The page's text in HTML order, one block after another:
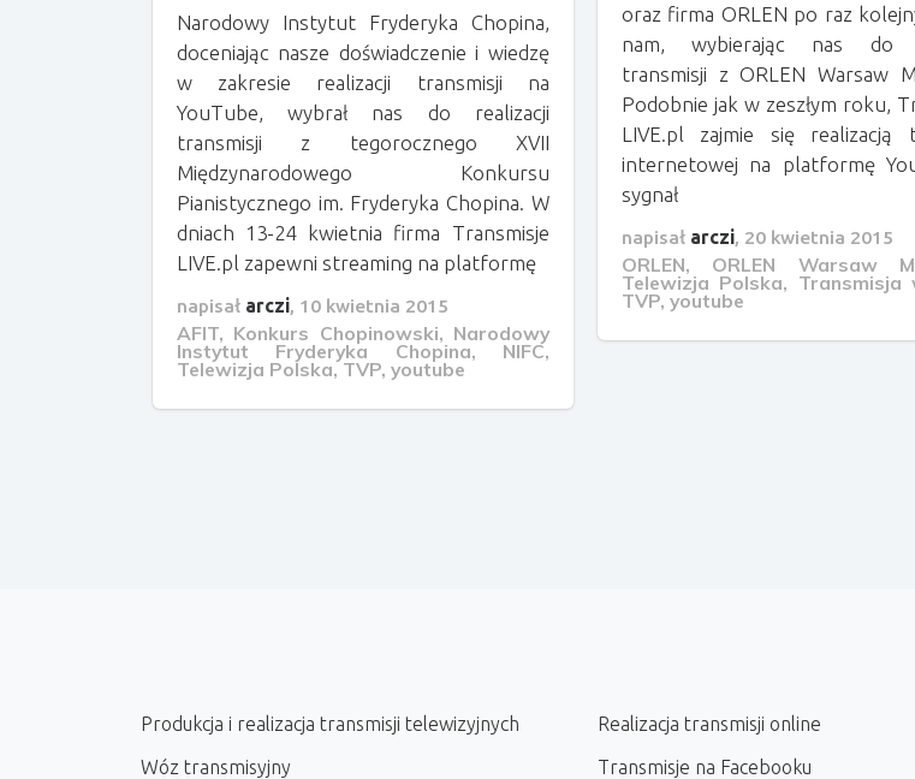
oraz firma ORLEN po raz
nam, wybierając nas do
transmisji z ORLEN Warsaw
Podobnie jak w zeszłym roku,
LIVE.pl zajmie się realizacją
internetowej na platformę
sygnał
napisał arczi, 20 kwietnia 2015
ORLEN, ORLEN Warsaw
Telewizja Polska, Transmisja
TVP, youtube
Narodowy Instytut Fryderyka Chopina,
doceniając nasze doświadczenie i wiedzę
w zakresie realizacji transmisji na
YouTube, wybrał nas do realizacji
transmisji z tegorocznego XVII
Międzynarodowego Konkursu
Pianistycznego im. Fryderyka Chopina. W
dniach 13-24 kwietnia firma Transmisje
LIVE.pl zapewni streaming na platformę
napisał arczi 10 kwietnia 2015
AFIT, Konkurs Chopinowski, Narodowy
Instytut Fryderyka Chopina, NIFC,
Telewizja Polska,TVP, youtube
Produkcja i realizacja transmisji telewizyjnych
Wóz transmisyjny
Realizacja transmisji online
Transmisje na Facebooku